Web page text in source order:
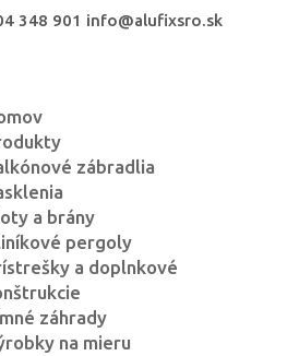
348 901 info@alufixsro.sk
zábradlia
a brány
pergoly
a doplnkové
záhrady
na mieru